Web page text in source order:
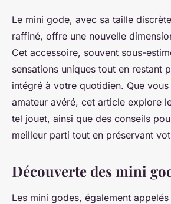
Le mini gode, avec sa taille
raffiné, offre une nouvelle
Cet accessoire, souvent sous-
sensations uniques tout en restant
intégré à votre quotidien. Que
amateur avéré, cet article explore
tel jouet, ainsi que des conseils
meilleur parti tout en préservant
Découverte des mini
Les mini godes, également appelés